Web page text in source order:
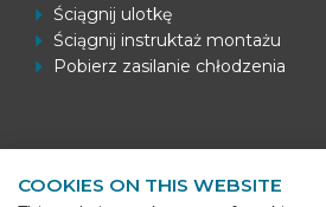
Ściągnij ulotkę
Ściągnij instruktaż montażu
Pobierz zasilanie chłodzenia
BEKS Systems
COOKIES ON THIS WEBSITE